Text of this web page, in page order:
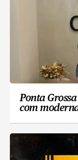
Ponta
com